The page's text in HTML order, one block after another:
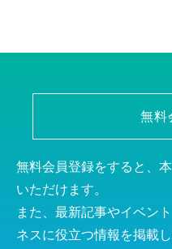
無料
無料会員登録をすると、
いただけます。
また、最新記事やイベン
ネスに役立つ情報を掲載